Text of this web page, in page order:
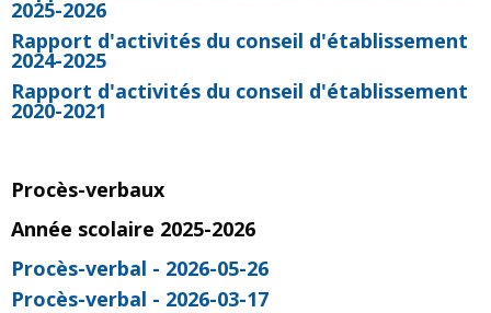
2025-2026
Rapport d'activités du conseil d'établissement
2024-2025
Rapport d'activités du conseil d'établissement
2020-2021
Procès-verbaux
Année scolaire 2025-2026
Procès-verbal - 2026-05-26
Procès-verbal - 2026-03-17